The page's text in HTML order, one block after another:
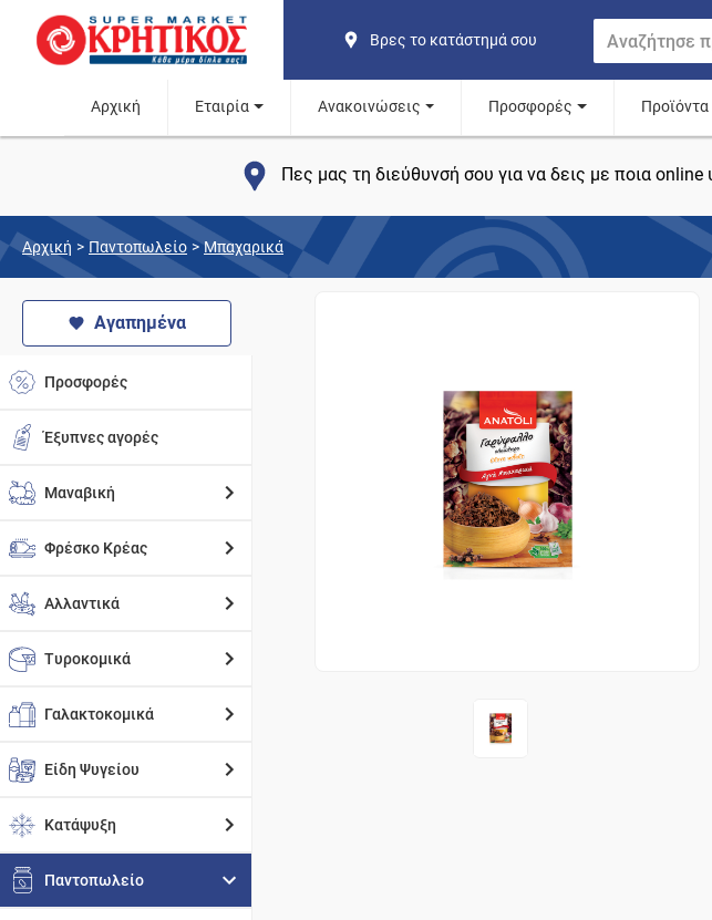
Βρες το κατάστημά σου
Αρχική Εταιρία Ανακοινώσεις Προσφορές Προϊόντα
Πες μας τη διεύθυνσή σου για να δεις με ποια
Αρχική > Παντοπωλείο > Μπαχαρικά
Αγαπημένα
Προσφορές
Έξυπνες αγορές
Μαναβική
Φρέσκο Κρέας
Αλλαντικά
Τυροκομικά
Γαλακτοκομικά
Είδη Ψυγείου
Κατάψυξη
Παντοπωλείο